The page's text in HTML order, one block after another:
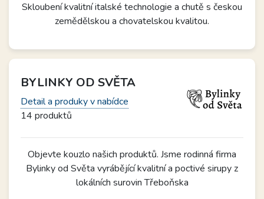
Skloubení kvalitní italské technologie a chutě s českou
zemědělskou a chovatelskou kvalitou.
BYLINKY OD SVĚTA
Detail a produky v nabídce
14 produktů
Objevte kouzlo našich produktů. Jsme rodinná firma
Bylinky od Světa vyrábějící kvalitní a poctivé sirupy z
lokálních surovin Třeboňska